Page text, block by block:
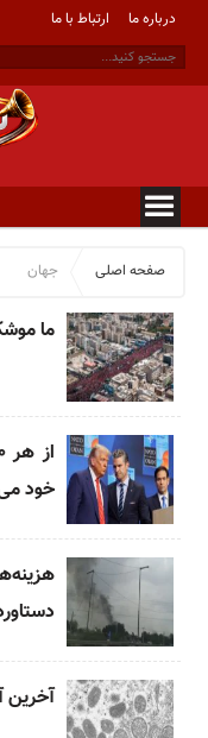
درباره ما ارتباط با ما
صفحه اصلی جهان
ما
خود
آخرین
casino
betting